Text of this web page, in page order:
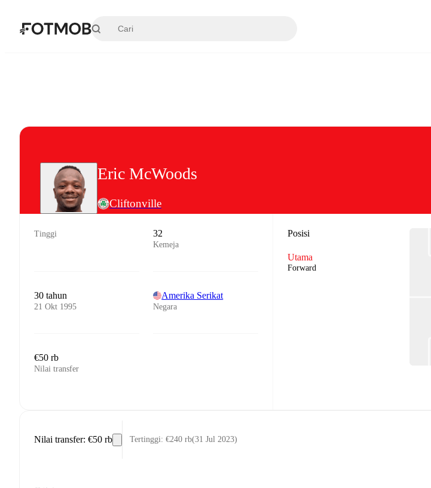
Eric McWoods
Cliftonville
Tinggi 32
Kemeja
30 tahun
21 Okt 1995
Amerika Serikat
Negara
€50 rb
Nilai transfer
Posisi
Utama
Forward
Nilai transfer: €50 rb Tertinggi: €240 rb(31 Jul 2023)